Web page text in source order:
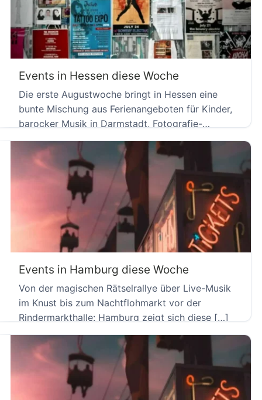
Events in Hessen diese Woche
Die erste Augustwoche bringt in Hessen eine
bunte Mischung aus Ferienangeboten für Kinder,
barocker Musik in Darmstadt, Fotografie-
Ausstellungen […]
Events in Hamburg diese Woche
Von der magischen Rätselrallye über Live-Musik
im Knust bis zum Nachtflohmarkt vor der
Rindermarkthalle: Hamburg zeigt sich diese […]